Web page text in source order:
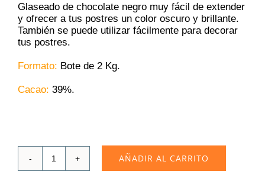
Glaseado de chocolate negro muy fácil de extender
y ofrecer a tus postres un color oscuro y brillante.
También se puede utilizar fácilmente para decorar
tus postres.
Formato: Bote de 2 Kg.
Cacao: 39%.
Brillance
AÑADIR AL CARRITO